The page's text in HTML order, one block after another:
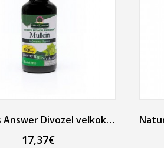
Nature's Answer Divozel veľkokvetý bylinné kvapky 30 ml
17,37€